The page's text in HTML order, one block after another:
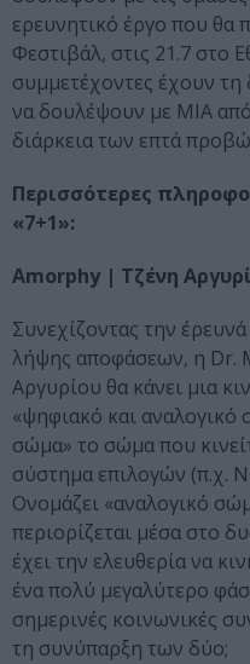
ερευνητικό έργο που θα
Φεστιβάλ, στις 21.7 στο
συμμετέχοντες έχουν τη
να δουλέψουν με ΜΙΑ από
διάρκεια των επτά
Περισσότερες
«7+1»:
Amorphy | Τζένη
Συνεχίζοντας την
λήψης αποφάσεων, η Dr.
Αργυρίου θα κάνει μια
«ψηφιακό και
σώμα» το σώμα που
σύστημα επιλογών (π.χ.
Ονομάζει «αναλογικό
περιορίζεται μέσα στο
έχει την ελευθερία να
ένα πολύ μεγαλύτερο
σημερινές κοινωνικές
τη συνύπαρξη των δύο;